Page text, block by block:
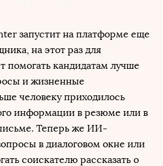
запустит на платформе еще
на этот раз для
помогать кандидатам лучше
и жизненные
человеку приходилось
информации в резюме или в
Теперь же ИИ-
в диалоговом окне или
соискателю рассказать о